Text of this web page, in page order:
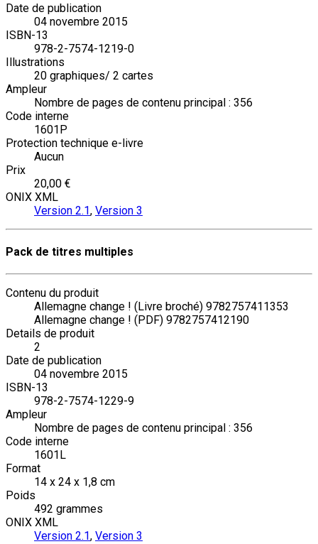
Date de publication
04 novembre 2015
ISBN-13
978-2-7574-1219-0
Illustrations
20 graphiques/ 2 cartes
Ampleur
Nombre de pages de contenu principal : 356
Code interne
1601P
Protection technique e-livre
Aucun
Prix
20,00 €
ONIX XML
Version 2.1, Version 3
Pack de titres multiples
Contenu du produit
Allemagne change ! (Livre broché) 9782757411353
Allemagne change ! (PDF) 9782757412190
Details de produit
2
Date de publication
04 novembre 2015
ISBN-13
978-2-7574-1229-9
Ampleur
Nombre de pages de contenu principal : 356
Code interne
1601L
Format
14 x 24 x 1,8 cm
Poids
492 grammes
ONIX XML
Version 2.1, Version 3